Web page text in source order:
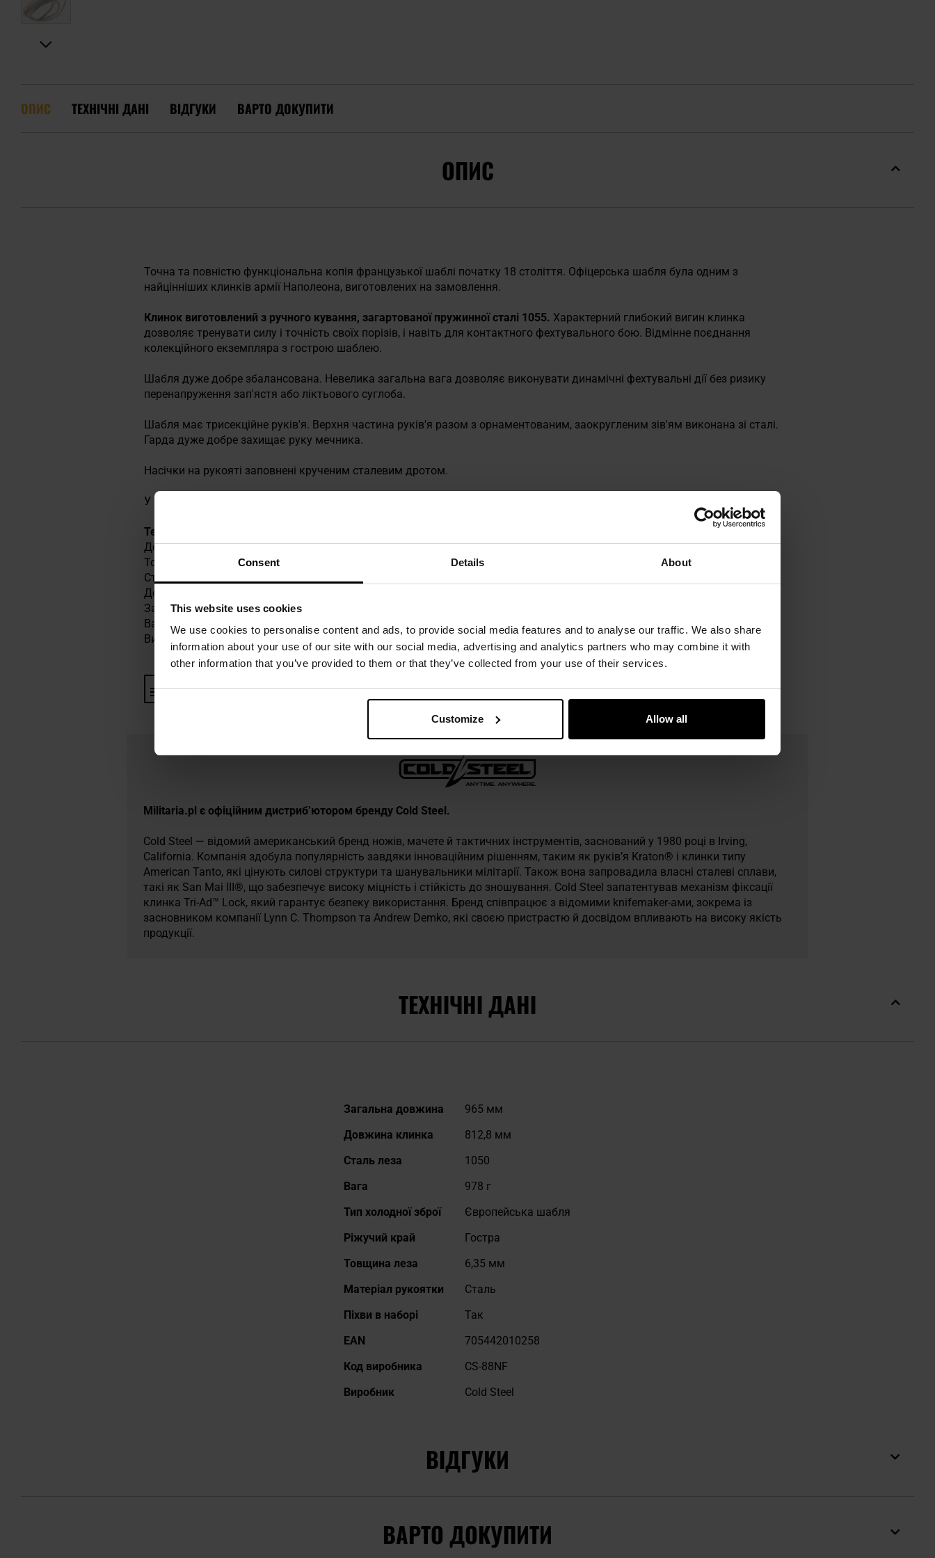
Consent Details About
This website uses cookies
We use cookies to personalise content and ads, to provide social media features and to analyse our traffic. We also share
information about your use of our site with our social media, advertising and analytics partners who may combine it with
other information that you’ve provided to them or that they’ve collected from your use of their services.
Customize Allow all
ОПИС ТЕХНІЧНІ ДАНІ ВІДГУКИ ВАРТО ДОКУПИТИ
ОПИС
Точна та повністю функціональна копія французької шаблі початку 18 століття. Офіцерська шабля була одним з
найцінніших клинків армії Наполеона, виготовлених на замовлення.
Клинок виготовлений з ручного кування, загартованої пружинної сталі 1055. Характерний глибокий вигин клинка
дозволяє тренувати силу і точність своїх порізів, і навіть для контактного фехтувального бою. Відмінне поєднання
колекційного екземпляра з гострою шаблею.
Шабля дуже добре збалансована. Невелика загальна вага дозволяє виконувати динамічні фехтувальні дії без ризику
перенапруження зап'ястя або ліктьового суглоба.
Шабля має трисекційне руків'я. Верхня частина руків'я разом з орнаментованим, заокругленим зів'ям виконана зі сталі.
Гарда дуже добре захищає руку мечника.
Насічки на рукояті заповнені крученим сталевим дротом.
У комплекті йдуть поліровані, відкриті піхви з
Технічні дані
Довжина клинка: 812,8 мм
Товщина клинка: 6.35 мм
Сталь: 1050 карбон
Довжина рукоятки: 152 мм
Загальна довжина: 965 мм
Вага: 978 г
Виробник:
Cold Steel, США
Інформація про виробника та техніку безпеки
Militaria.pl є офіційним дистриб’ютором бренду Cold Steel.
Cold Steel — відомий американський бренд ножів, мачете й тактичних інструментів, заснований у 1980 році в Irving,
California. Компанія здобула популярність завдяки інноваційним рішенням, таким як руків’я Kraton® і клинки типу
American Tanto, які цінують силові структури та шанувальники мілітарії. Також вона запровадила власні сталеві сплави,
такі як San Mai III®, що забезпечує високу міцність і стійкість до зношування. Cold Steel запатентував механізм фіксації
клинка Tri-Ad™ Lock, який гарантує безпеку використання. Бренд співпрацює з відомими knifemaker-ами, зокрема із
засновником компанії Lynn C. Thompson та Andrew Demko, які своєю пристрастю й досвідом впливають на високу якість
продукції.
ТЕХНІЧНІ ДАНІ
Докладніше
Загальна довжина
965 мм
Довжина клинка
812,8 мм
Сталь леза
1050
Вага
978 г
Тип холодної зброї
Європейська шабля
Ріжучий край
Гостра
Товщина леза
6,35 мм
Матеріал рукоятки
Сталь
Піхви в наборі
Так
EAN
705442010258
Код виробника
CS-88NF
Виробник
Cold Steel
ВІДГУКИ
ВАРТО ДОКУПИТИ